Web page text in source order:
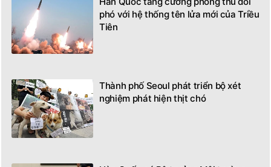
phó với hệ thống tên lửa mới của Triều
Tiên
Thành phố Seoul phát triển bộ xét
nghiệm phát hiện thịt chó